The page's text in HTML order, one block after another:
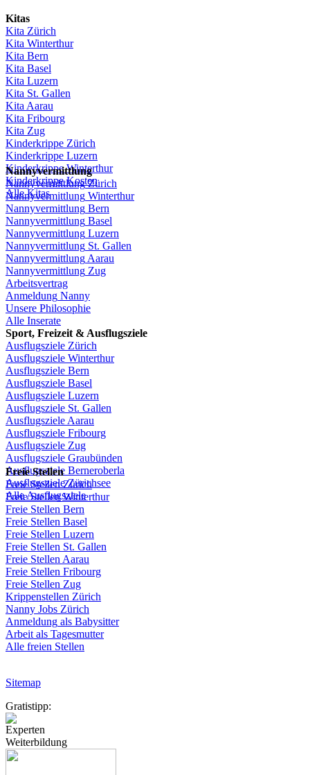
Kitas
Kita Zürich
Kita Winterthur
Kita Bern
Kita Basel
Kita Luzern
Kita St. Gallen
Kita Aarau
Kita Fribourg
Kita Zug
Kinderkrippe Zürich
Kinderkrippe Luzern
KinderkrippeWinterthur
Kinderkrippe Kosten
Alle Kitas
Nannyvermittlung
Nannyvermittlung Zürich
Nannyvermittlung Winterthur
Nannyvermittlung Bern
Nannyvermittlung Basel
Nannyvermittlung Luzern
Nannyvermittlung St. Gallen
Nannyvermittlung Aarau
Nannyvermittlung Zug
Arbeitsvertrag
Anmeldung Nanny
Unsere Philosophie
Alle Inserate
Sport, Freizeit & Ausflugsziele
Ausflugsziele Zürich
Ausflugsziele Winterthur
Ausflugsziele Bern
Ausflugsziele Basel
Ausflugsziele Luzern
Ausflugsziele St. Gallen
Ausflugsziele Aarau
Ausflugsziele Fribourg
Ausflugsziele Zug
Ausflugsziele Graubünden
Ausflugsziele Berneroberla
Ausflugsziele Zürichsee
Alle Ausflugsziele
Freie Stellen
Freie Stellen Zürich
Freie StellenWinterthur
Freie Stellen Bern
Freie Stellen Basel
Freie Stellen Luzern
Freie Stellen St. Gallen
Freie Stellen Aarau
Freie Stellen Fribourg
Freie Stellen Zug
Krippenstellen Zürich
Nanny Jobs Zürich
Anmeldung als Babysitter
Arbeit als Tagesmutter
Alle freien Stellen
Sitemap
Gratistipp:
Experten
Weiterbildung